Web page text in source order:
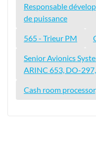
Responsable
de puissance
565 - Trieur PM
Senior Avionics
ARINC 653, DO-
Cash room